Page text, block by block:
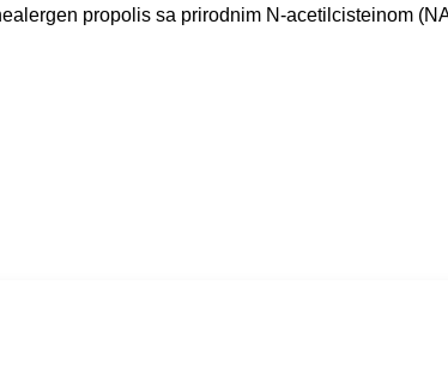
propolis sa prirodnim N-acetilcisteinom